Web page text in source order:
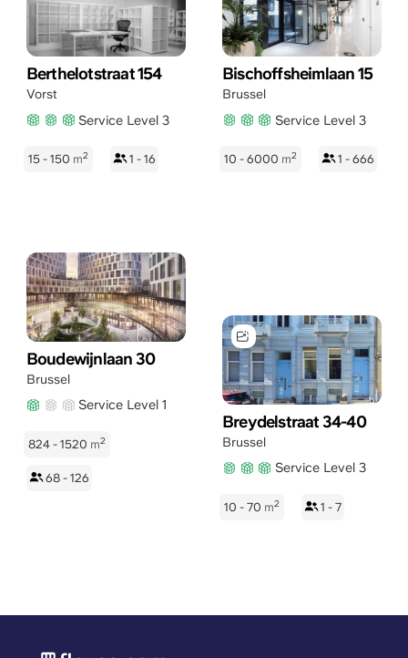
Berthelotstraat 154
Vorst
Service Level 3
15 - 150 m2 1 - 16
Bischoffsheimlaan 15
Brussel
Service Level 3
10 - 6000 m2 1 - 666
Boudewijnlaan 30
Brussel
Service Level 1
824 - 1520 m2
68 - 126
Breydelstraat 34-40
Brussel
Service Level 3
10 - 70 m2 1 - 7